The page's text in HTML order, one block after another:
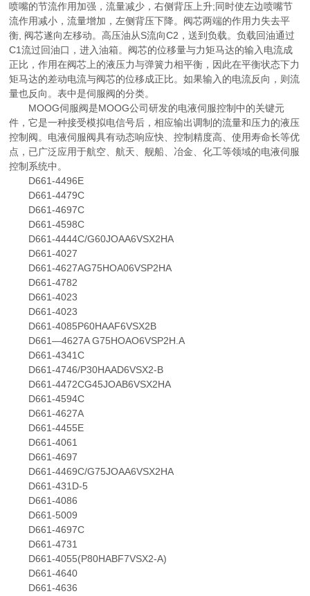
喷嘴的节流作用加强，流量减少，右侧背压上升;同时使左边喷嘴节
流作用减小，流量增加，左侧背压下降。阀芯两端的作用力失去平
衡, 阀芯遂向左移动。高压油从S流向C2，送到负载。负载回油通过
C1流过回油口，进入油箱。阀芯的位移量与力矩马达的输入电流成
正比，作用在阀芯上的液压力与弹簧力相平衡，因此在平衡状态下力
矩马达的差动电流与阀芯的位移成正比。如果输入的电流反向，则流
量也反向。表中是伺服阀的分类。
MOOG伺服阀是MOOG公司研发的电液伺服控制中的关键元
件，它是一种接受模拟电信号后，相应输出调制的流量和压力的液压
控制阀。电液伺服阀具有动态响应快、控制精度高、使用寿命长等优
点，已广泛应用于航空、航天、舰船、冶金、化工等领域的电液伺服
控制系统中。
D661-4496E
D661-4479C
D661-4697C
D661-4598C
D661-4444C/G60JOAA6VSX2HA
D661-4027
D661-4627AG75HOA06VSP2HA
D661-4782
D661-4023
D661-4023
D661-4085P60HAAF6VSX2B
D661—4627A G75HOAO6VSP2H.A
D661-4341C
D661-4746/P30HAAD6VSX2-B
D661-4472CG45JOAB6VSX2HA
D661-4594C
D661-4627A
D661-4455E
D661-4061
D661-4697
D661-4469C/G75JOAA6VSX2HA
D661-431D-5
D661-4086
D661-5009
D661-4697C
D661-4731
D661-4055(P80HABF7VSX2-A)
D661-4640
D661-4636